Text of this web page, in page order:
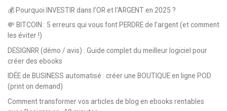
💰 Pourquoi INVESTIR dans l’OR et l’ARGENT en 2025 ?
💸 BITCOIN : 5 erreurs qui vous font PERDRE de l’argent (et comment
les éviter !)
DESIGNRR (démo / avis) : Guide complet du meilleur logiciel pour
créer des ebooks
IDÉE de BUSINESS automatisé : créer une BOUTIQUE en ligne POD
(print on demand)
Comment transformer vos articles de blog en ebooks rentables